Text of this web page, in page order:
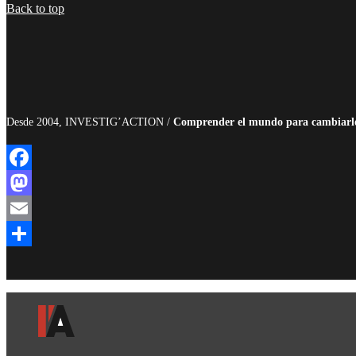
Back to top
Desde 2004, INVESTIG’ACTION / Comprender el mundo para
Facebook
Mastodon
Email